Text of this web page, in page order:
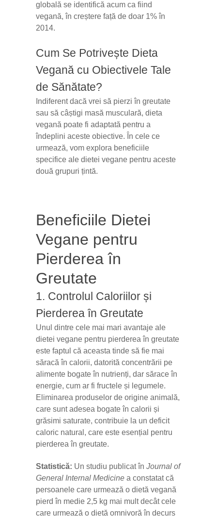
globală se identifică acum ca fiind
vegană, în creștere față de doar 1% în
2014.
Cum Se Potrivește Dieta
Vegană cu Obiectivele Tale
de Sănătate?
Indiferent dacă vrei să pierzi în greutate
sau să câștigi masă musculară, dieta
vegană poate fi adaptată pentru a
îndeplini aceste obiective. În cele ce
urmează, vom explora beneficiile
specifice ale dietei vegane pentru aceste
două grupuri țintă.
Beneficiile Dietei
Vegane pentru
Pierderea în
Greutate
1. Controlul Caloriilor și
Pierderea în Greutate
Unul dintre cele mai mari avantaje ale
dietei vegane pentru pierderea în greutate
este faptul că aceasta tinde să fie mai
săracă în calorii, datorită concentrării pe
alimente bogate în nutrienți, dar sărace în
energie, cum ar fi fructele și legumele.
Eliminarea produselor de origine animală,
care sunt adesea bogate în calorii și
grăsimi saturate, contribuie la un deficit
caloric natural, care este esențial pentru
pierderea în greutate.
Statistică: Un studiu publicat în Journal of
General Internal Medicine a constatat că
persoanele care urmează o dietă vegană
pierd în medie 2,5 kg mai mult decât cele
care urmează o dietă omnivoră în decurs